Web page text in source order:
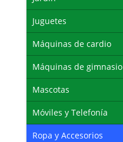
Juguetes
Máquinas de cardio
Máquinas de gimnasio
Mascotas
Móviles y Telefonía
Ropa y Accesorios